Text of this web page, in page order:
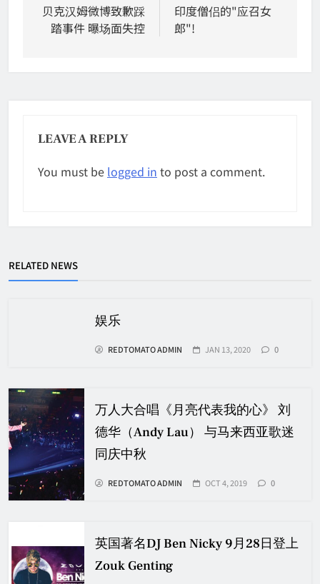
navigation
贝克汉姆微博致歉踩
踏事件 曝场面失控
印度僧侣的"应召女
郎"!
LEAVE A REPLY
You must be logged in to post a comment.
RELATED NEWS
娱乐
REDTOMATO ADMIN JAN 13, 2020 0
万人大合唱《月亮代表我的心》 刘
德华（Andy Lau） 与马来西亚歌迷
同庆中秋
REDTOMATO ADMIN OCT 4, 2019 0
英国著名DJ Ben Nicky 9月28日登上
Zouk Genting